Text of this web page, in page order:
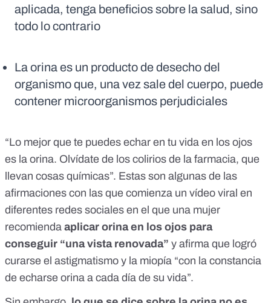
aplicada, tenga beneficios sobre la salud, sino
todo lo contrario
La orina es un producto de desecho del
organismo que, una vez sale del cuerpo, puede
contener microorganismos perjudiciales
“Lo mejor que te puedes echar en tu vida en los ojos
es la orina. Olvídate de los colirios de la farmacia, que
llevan cosas químicas”. Estas son algunas de las
afirmaciones con las que comienza un vídeo viral en
diferentes redes sociales en el que una mujer
recomienda aplicar orina en los ojos para
conseguir “una vista renovada” y afirma que logró
curarse el astigmatismo y la miopía “con la constancia
de echarse orina a cada día de su vida”.